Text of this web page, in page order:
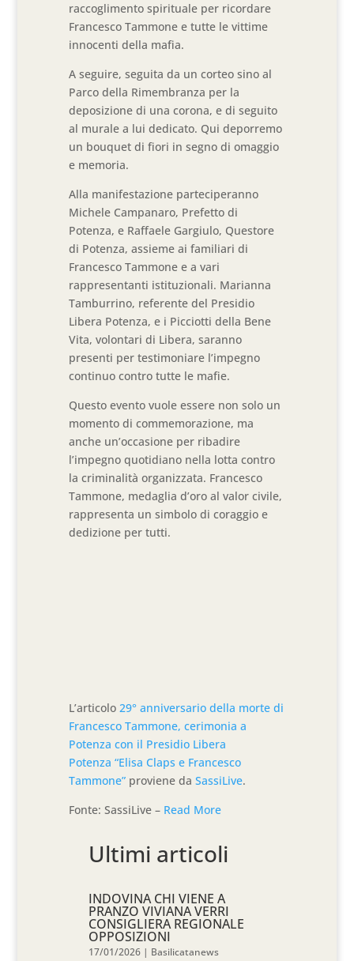
raccoglimento spirituale per ricordare
Francesco Tammone e tutte le vittime
innocenti della mafia.
A seguire, seguita da un corteo sino al
Parco della Rimembranza per la
deposizione di una corona, e di seguito
al murale a lui dedicato. Qui deporremo
un bouquet di fiori in segno di omaggio
e memoria.
Alla manifestazione parteciperanno
Michele Campanaro, Prefetto di
Potenza, e Raffaele Gargiulo, Questore
di Potenza, assieme ai familiari di
Francesco Tammone e a vari
rappresentanti istituzionali. Marianna
Tamburrino, referente del Presidio
Libera Potenza, e i Picciotti della Bene
Vita, volontari di Libera, saranno
presenti per testimoniare l’impegno
continuo contro tutte le mafie.
Questo evento vuole essere non solo un
momento di commemorazione, ma
anche un’occasione per ribadire
l’impegno quotidiano nella lotta contro
la criminalità organizzata. Francesco
Tammone, medaglia d’oro al valor civile,
rappresenta un simbolo di coraggio e
dedizione per tutti.
L’articolo29° anniversario della morte di
Francesco Tammone, cerimonia a
Potenza con il Presidio Libera
Potenza “Elisa Claps e Francesco
Tammone” proviene daSassiLive.
Fonte: SassiLive – Read More
Ultimi articoli
INDOVINA CHI VIENE A
PRANZO VIVIANA VERRI
CONSIGLIERA REGIONALE
OPPOSIZIONI
17/01/2026 | Basilicatanews